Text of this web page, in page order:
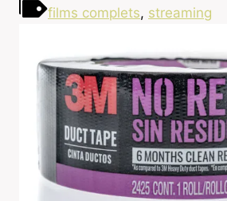
films complets, streaming